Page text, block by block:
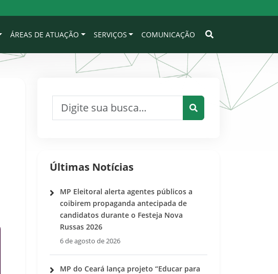
ÁREAS DE ATUAÇÃO SERVIÇOS COMUNICAÇÃO
Pesquisar
Últimas Notícias
MP Eleitoral alerta agentes públicos a
coibirem propaganda antecipada de
candidatos durante o Festeja Nova
Russas 2026
6 de agosto de 2026
MP do Ceará lança projeto “Educar para